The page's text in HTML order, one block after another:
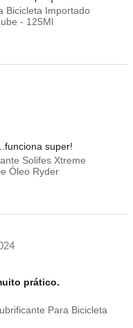
Bicicleta Importado
- 125Ml
super!
Solifes Xtreme
Óleo Ryder
prático.
Para Bicicleta